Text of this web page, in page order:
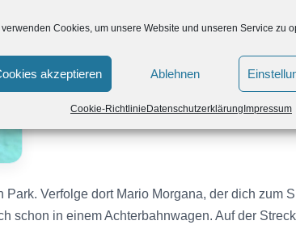
verwenden Cookies, um unsere Website und unseren Service zu
akzeptieren Ablehnen
Cookie-RichtlinieDatenschutzerklärungImpressum
Verfolge dort Mario Morgana, der dich zum
schon in einem Achterbahnwagen. Auf der